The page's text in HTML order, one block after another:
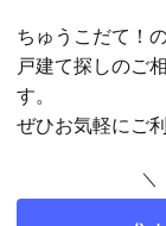
ちゅうこだて！
戸建て探しのご
す。
ぜひお気軽にご
＼